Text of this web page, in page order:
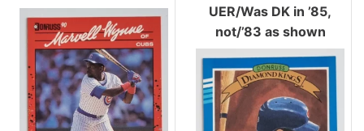
UER/Was DK in ’85,
not/’83 as shown